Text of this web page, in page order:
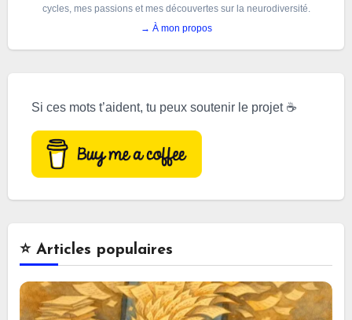
cycles, mes passions et mes découvertes sur la neurodiversité.
→ À mon propos
Si ces mots t’aident, tu peux soutenir le projet ☕
⭐️ Articles populaires